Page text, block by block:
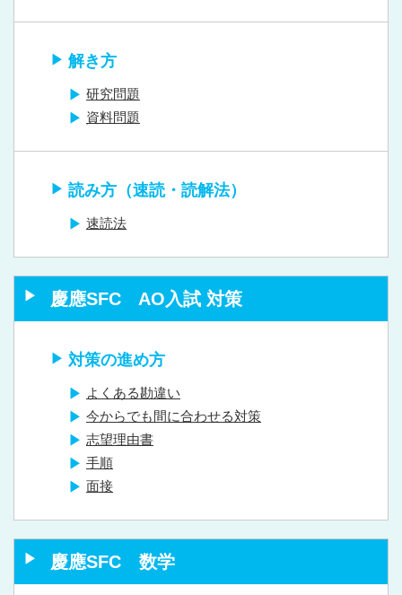
解き方
研究問題
資料問題
読み方（速読・読解法）
速読法
慶應SFC AO入試 対策
対策の進め方
よくある勘違い
今からでも間に合わせる対策
志望理由書
手順
面接
慶應SFC 数学